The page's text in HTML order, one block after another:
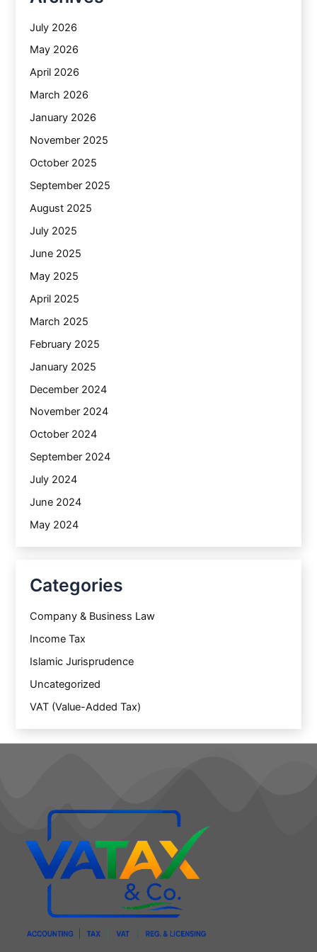
July 2026
May 2026
April 2026
March 2026
January 2026
November 2025
October 2025
September 2025
August 2025
July 2025
June 2025
May 2025
April 2025
March 2025
February 2025
January 2025
December 2024
November 2024
October 2024
September 2024
July 2024
June 2024
May 2024
Categories
Company & Business Law
Income Tax
Islamic Jurisprudence
Uncategorized
VAT (Value-Added Tax)